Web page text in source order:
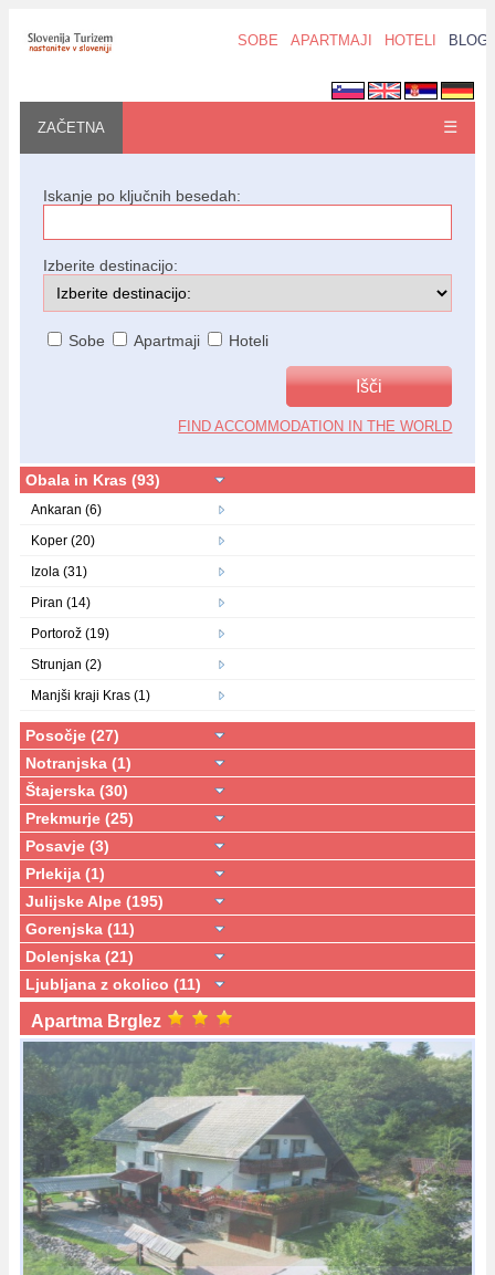
SOBE APARTMAJI HOTELI BLOG
ZAČETNA ☰
Iskanje po ključnih besedah:
Izberite destinacijo:
Sobe Apartmaji Hoteli
FIND ACCOMMODATION IN THE WORLD
Obala in Kras (93)
Ankaran (6)
Koper (20)
Izola (31)
Piran (14)
Portorož (19)
Strunjan (2)
Manjši kraji Kras (1)
Posočje (27)
Notranjska (1)
Štajerska (30)
Prekmurje (25)
Posavje (3)
Prlekija (1)
Julijske Alpe (195)
Gorenjska (11)
Dolenjska (21)
Ljubljana z okolico (11)
Apartma Brglez